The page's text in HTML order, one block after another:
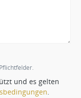
und es gelten